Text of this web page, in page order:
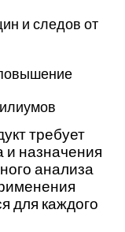
и следов от
требует
и назначения
анализа
для каждого